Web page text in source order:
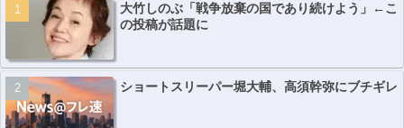
大竹しのぶ「戦争放棄の国であり続けよう」←こ
の投稿が話題に
ショートスリーパー堀大輔、高須幹弥にブチギレ